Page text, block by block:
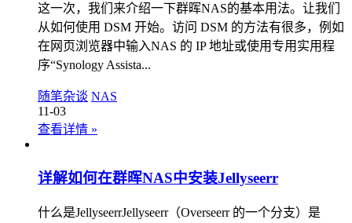
这一次，我们来介绍一下群晖NAS的基本用法。让我们
从如何使用 DSM 开始。访问 DSM 的方法有很多，例如
在网页浏览器中输入NAS 的 IP 地址或使用专用实用程
序“Synology Assista...
随笔杂谈 NAS
11-03
查看详情 »
详解如何在群晖NAS中安装Jellyseerr
什么是JellyseerrJellyseerr（Overseerr 的一个分支）是